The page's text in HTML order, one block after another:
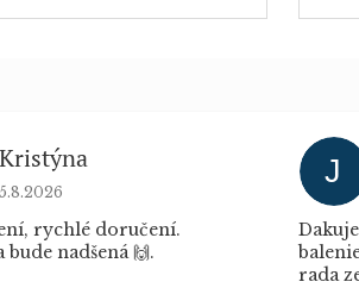
Kristýna
Hodnocení obchodu je 5 z 5 hvězdiček.
5.8.2026
rychlé doručení.
nadšená 🙌.
J
rada